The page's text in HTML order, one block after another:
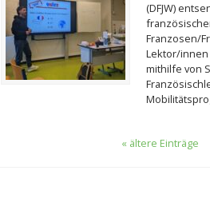
(DFJW)
Franzosen/
Lektor/
mithilfe von
« ältere Einträge